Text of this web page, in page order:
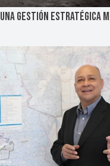
GESTIÓN ESTRATÉGICA